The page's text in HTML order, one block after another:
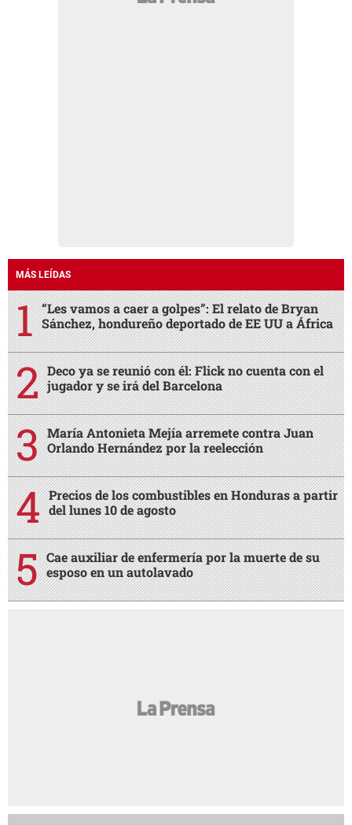
MÁS LEÍDAS
“Les vamos a caer a golpes”: El relato de Bryan
Sánchez, hondureño deportado de EE UU a África
Deco ya se reunió con él: Flick no cuenta con el
jugador y se irá del Barcelona
María Antonieta Mejía arremete contra Juan
Orlando Hernández por la reelección
Precios de los combustibles en Honduras a partir
del lunes 10 de agosto
Cae auxiliar de enfermería por la muerte de su
esposo en un autolavado